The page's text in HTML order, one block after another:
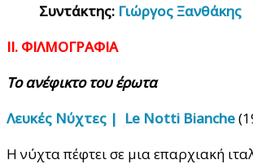
Συντάκτης: Γιώργος Ξανθάκης
ΙΙ. ΦΙΛΜΟΓΡΑΦΙΑ
Το ανέφικτο του έρωτα
Λευκές Νύχτες | Le Notti Bianche
Η νύχτα πέφτει σε μια επαρχιακή